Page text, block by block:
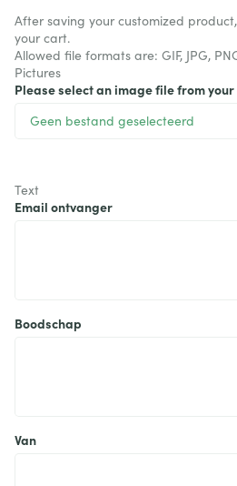
After saving your customized
your cart.
Allowed file formats are: GIF, JPG,
Pictures
Please select an image file from
Geen bestand geselecteerd
Text
Email ontvanger
Boodschap
Van